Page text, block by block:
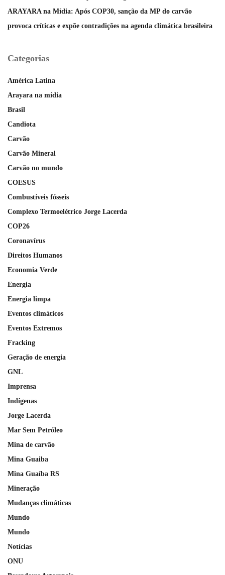
ARAYARA na Mídia: Após COP30, sanção da MP do carvão
provoca críticas e expõe contradições na agenda climática brasileira
Categorias
América Latina
Arayara na mídia
Brasil
Candiota
Carvão
Carvão Mineral
Carvão no mundo
COESUS
Combustíveis fósseis
Complexo Termoelétrico Jorge Lacerda
COP26
Coronavírus
Direitos Humanos
Economia Verde
Energia
Energia limpa
Eventos climáticos
Eventos Extremos
Fracking
Geração de energia
GNL
Imprensa
Indígenas
Jorge Lacerda
Mar Sem Petróleo
Mina de carvão
Mina Guaiba
Mina Guaíba RS
Mineração
Mudanças climáticas
Mundo
Mundo
Notícias
ONU